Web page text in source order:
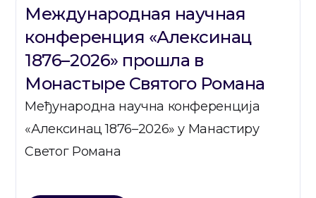
Международная научная
конференция «Алексинац
1876–2026» прошла в
Монастыре Святого Романа
Међународна научна конференција
«Алексинац 1876–2026» у Манастиру
Светог Романа